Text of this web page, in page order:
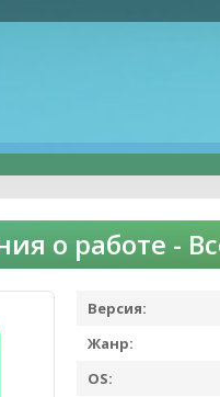
о работе -
Версия:
Жанр:
OS: